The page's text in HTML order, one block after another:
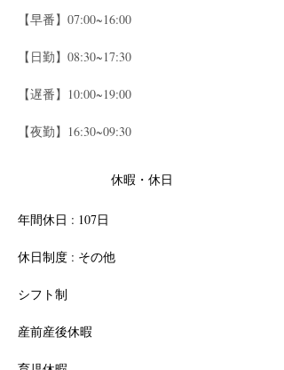
【早番】07:00~16:00
【日勤】08:30~17:30
【遅番】10:00~19:00
【夜勤】16:30~09:30
休暇・休日
年間休日 : 107日
休日制度 : その他
シフト制
産前産後休暇